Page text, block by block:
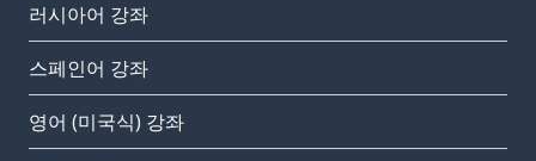
러시아어 강좌
스페인어 강좌
영어 (미국식) 강좌